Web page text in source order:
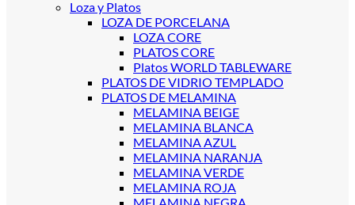
Loza y Platos
LOZA DE PORCELANA
LOZA CORE
PLATOS CORE
Platos WORLD TABLEWARE
PLATOS DE VIDRIO TEMPLADO
PLATOS DE MELAMINA
MELAMINA BEIGE
MELAMINA BLANCA
MELAMINA AZUL
MELAMINA NARANJA
MELAMINA VERDE
MELAMINA ROJA